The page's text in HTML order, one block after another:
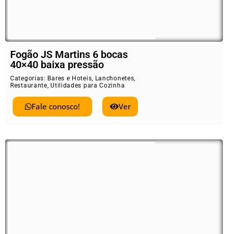
Fogão JS Martins 6 bocas
40×40 baixa pressão
Categorias: Bares e Hoteis, Lanchonetes,
Restaurante,Utilidades para Cozinha
Fale conosco! Ver